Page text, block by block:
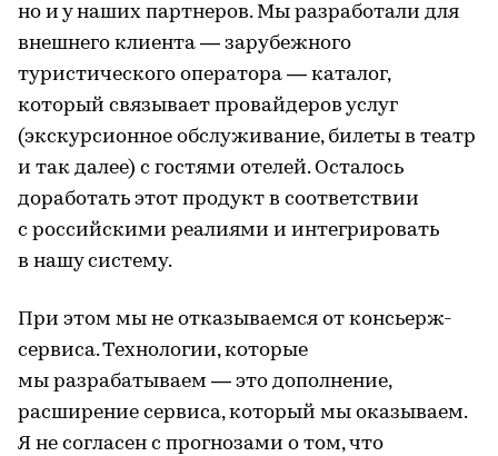
но и у наших партнеров. Мы разработали для
внешнего клиента — зарубежного
туристического оператора — каталог,
который связывает провайдеров услуг
(экскурсионное обслуживание, билеты в театр
и так далее) с гостями отелей. Осталось
доработать этот продукт в соответствии
с российскими реалиями и интегрировать
в нашу систему.
При этом мы не отказываемся от консьерж-
сервиса. Технологии, которые
мы разрабатываем — это дополнение,
расширение сервиса, который мы оказываем.
Я не согласен с прогнозами о том, что